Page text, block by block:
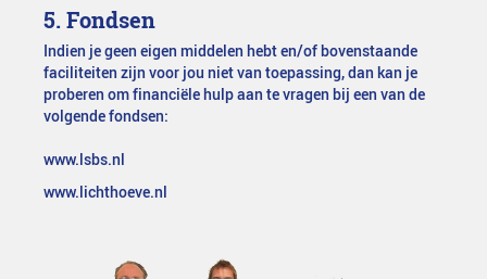
5. Fondsen
Indien je geen eigen middelen hebt en/of bovenstaande
faciliteiten zijn voor jou niet van toepassing, dan kan je
proberen om financiële hulp aan te vragen bij een van de
volgende fondsen:
www.lsbs.nl
www.lichthoeve.nl